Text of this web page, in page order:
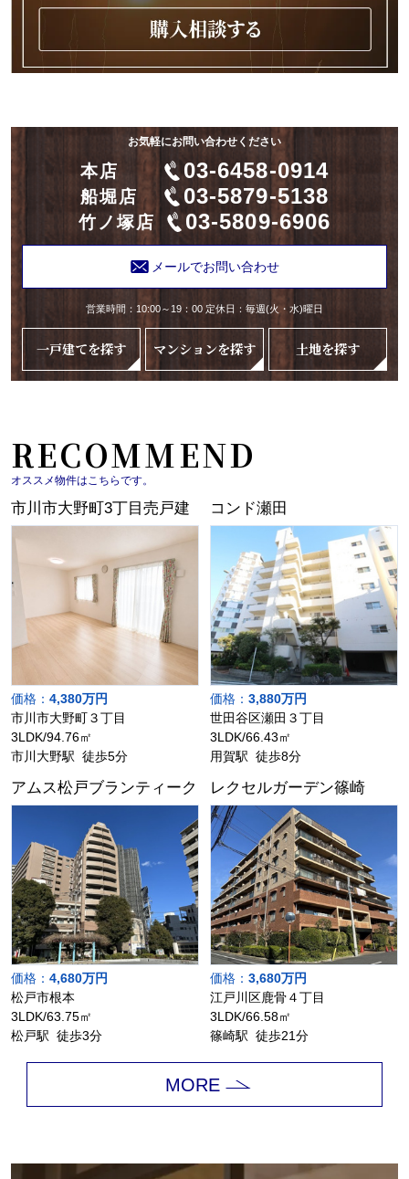
お気軽にお問い合わせください
本店 03-6458-0914
船堀店 03-5879-5138
竹ノ塚店 03-5809-6906
メールでお問い合わせ
営業時間：10:00～19：00 定休日：毎週(火・水)曜日
一戸建てを探す マンションを探す 土地を探す
RECOMMEND
オススメ物件はこちらです。
市川市大野町3丁目売戸建
価格： 4,380万円
市川市大野町３丁目
3LDK/94.76㎡
市川大野駅 徒歩5分
コンド瀬田
価格： 3,880万円
世田谷区瀬田３丁目
3LDK/66.43㎡
用賀駅 徒歩8分
アムス松戸ブランティーク
価格： 4,680万円
松戸市根本
3LDK/63.75㎡
松戸駅 徒歩3分
レクセルガーデン篠崎
価格： 3,680万円
江戸川区鹿骨４丁目
3LDK/66.58㎡
篠崎駅 徒歩21分
MORE